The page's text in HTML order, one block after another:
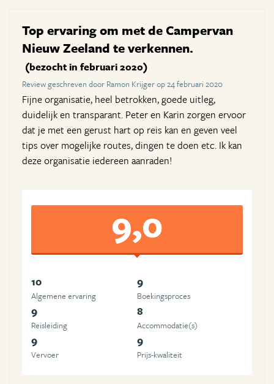
Top ervaring om met de Campervan
Nieuw Zeeland te verkennen.
(bezocht in februari 2020)
Review geschreven door Ramon Krijger op 24 februari 2020
Fijne organisatie, heel betrokken, goede uitleg,
duidelijk en transparant. Peter en Karin zorgen ervoor
dat je met een gerust hart op reis kan en geven veel
tips over mogelijke routes, dingen te doen etc. Ik kan
deze organisatie iedereen aanraden!
9,0
10
Algemene ervaring
9
Boekingsproces
9
Reisleiding
8
Accommodatie(s)
9
Vervoer
9
Prijs-kwaliteit